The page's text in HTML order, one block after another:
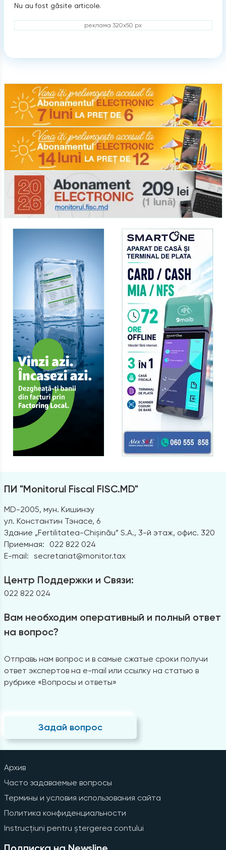
Nu au fost găsite articole.
реклама 320x50 px
ПИ "Monitorul Fiscal FISC.MD"
MD-2005, мун. Кишинэу
ул. Константин Тэнасе, 6
Здание „Fertilitatea-Chișinău” S.A., 3-й этаж, офис. 320
Приемная:
022 822 024
E-mail: secretariat@monitor.tax
Центр Поддержки и Связи:
022 822 024
Вам необходим оперативный и полный ответ
на вопрос?
Отправь нам вопрос и в самые сжатые сроки получи
ответ экспертов на e-mail или ссылку на статью в
рубрике «Вопросы и ответы»
Задай вопрос
Архив
Часто задаваемые вопросы
Термины и условия использования сайта
Политика конфиденциальности
Instrucțiuni pentru ștergerea contului